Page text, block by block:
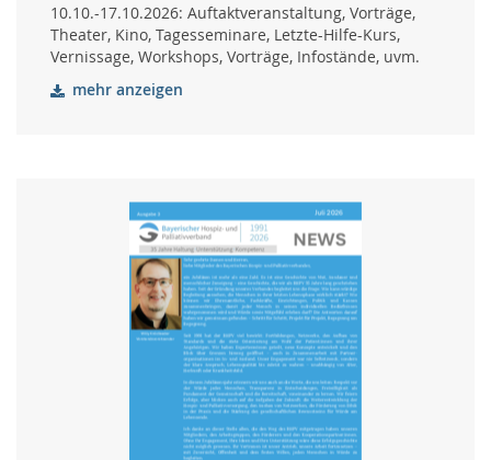
10.10.-17.10.2026: Auftaktveranstaltung, Vorträge,
Theater, Kino, Tagesseminare, Letzte-Hilfe-Kurs,
Vernissage, Workshops, Vorträge, Infostände, uvm.
mehr anzeigen